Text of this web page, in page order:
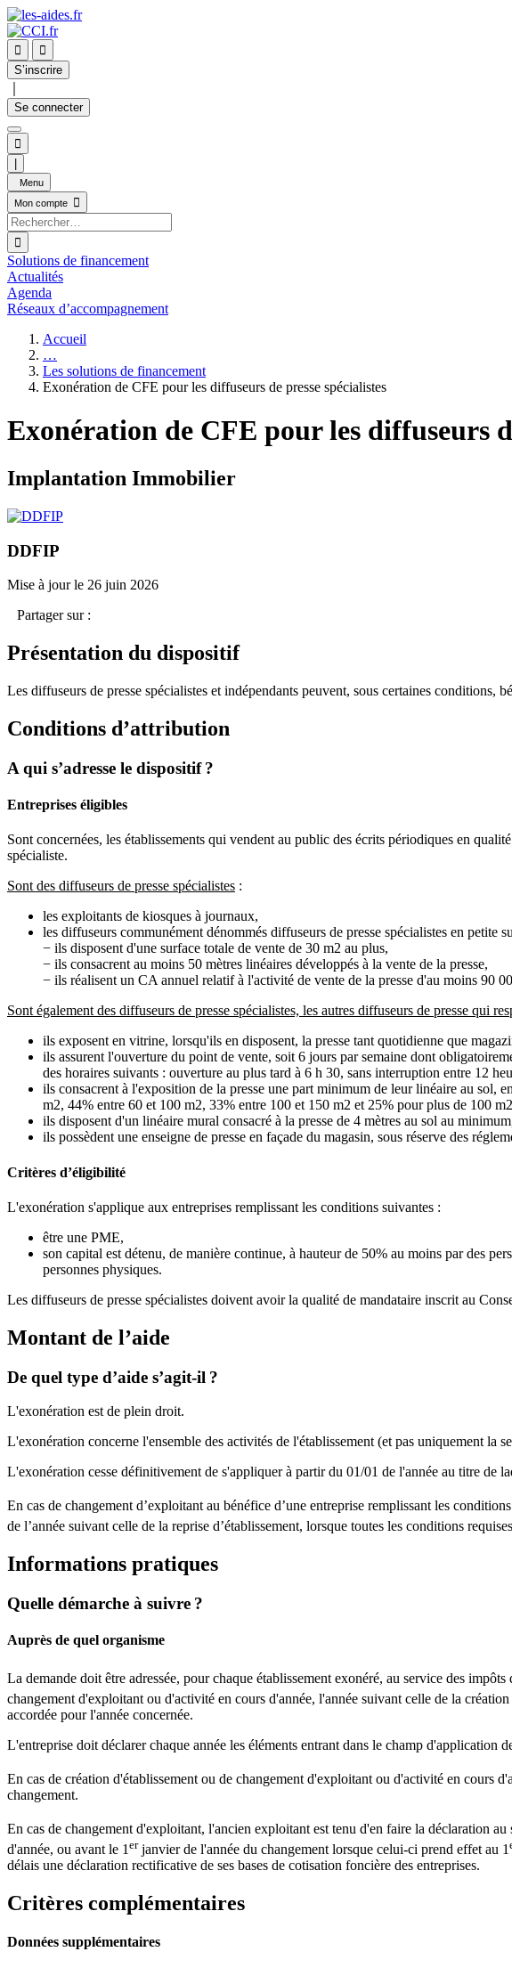


S’inscrire
Se connecter

Menu
Mon compte


Solutions de financement
Actualités
Agenda
Réseaux d’accompagnement
Accueil
…
Les solutions de financement
Exonération de CFE pour les diffuseurs de presse spécialistes
Exonération de CFE pour les diffuseurs
Implantation Immobilier
DDFIP
Mise à jour le 26 juin 2026
Partager sur :
Présentation du dispositif
Les diffuseurs de presse spécialistes et indépendants peuvent, sous certaines
Conditions d’attribution
A qui s’adresse le dispositif ?
Entreprises éligibles
Sont concernées, les établissements qui vendent au public des écrits périodiques en
spécialiste.
Sont des diffuseurs de presse spécialistes :
les exploitants de kiosques à journaux,
les diffuseurs communément dénommés diffuseurs de presse spécialistes en petite
− ils disposent d'une surface totale de vente de 30 m2 au plus,
− ils consacrent au moins 50 mètres linéaires développés à la vente de la presse,
− ils réalisent un CA annuel relatif à l'activité de vente de la presse d'au moins 90
Sont également des diffuseurs de presse spécialistes, les autres diffuseurs de presse qui
ils exposent en vitrine, lorsqu'ils en disposent, la presse tant quotidienne que
ils assurent l'ouverture du point de vente, soit 6 jours par semaine dont
des horaires suivants : ouverture au plus tard à 6 h 30, sans interruption entre 12
ils consacrent à l'exposition de la presse une part minimum de leur linéaire au sol,
m2, 44% entre 60 et 100 m2, 33% entre 100 et 150 m2 et 25% pour plus de 100
ils disposent d'un linéaire mural consacré à la presse de 4 mètres au sol au
ils possèdent une enseigne de presse en façade du magasin, sous réserve des
Critères d’éligibilité
L'exonération s'applique aux entreprises remplissant les conditions suivantes :
être une PME,
son capital est détenu, de manière continue, à hauteur de 50% au moins par des
personnes physiques.
Les diffuseurs de presse spécialistes doivent avoir la qualité de mandataire inscrit au
Montant de l’aide
De quel type d’aide s’agit-il ?
L'exonération est de plein droit.
L'exonération concerne l'ensemble des activités de l'établissement (et pas uniquement la
L'exonération cesse définitivement de s'appliquer à partir du 01/01 de l'année au titre de
En cas de changement d’exploitant au bénéfice d’une entreprise remplissant les
de l’année suivant celle de la reprise d’établissement, lorsque toutes les conditions
Informations pratiques
Quelle démarche à suivre ?
Auprès de quel organisme
La demande doit être adressée, pour chaque établissement exonéré, au service des
changement d'exploitant ou d'activité en cours d'année, l'année suivant celle de la
accordée pour l'année concernée.
L'entreprise doit déclarer chaque année les éléments entrant dans le champ
En cas de création d'établissement ou de changement d'exploitant ou d'activité en cours
changement.
En cas de changement d'exploitant, l'ancien exploitant est tenu d'en faire la déclaration au
d'année, ou avant le 1 erjanvier de l'année du changement lorsque celui-ci prend effet au 1
délais une déclaration rectificative de ses bases de cotisation foncière des entreprises.
Critères complémentaires
Données supplémentaires